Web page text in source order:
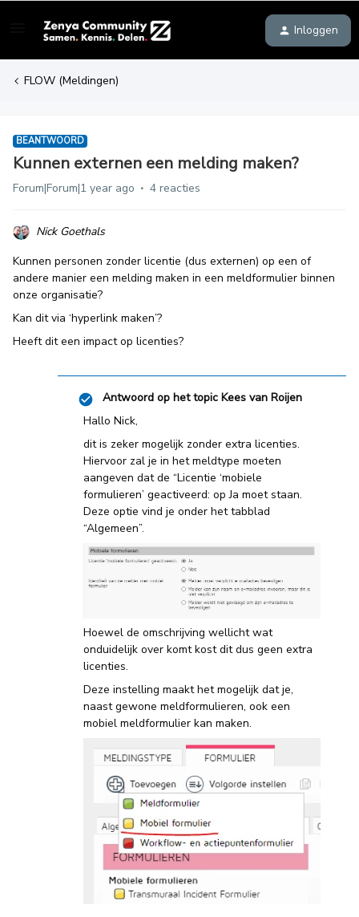
Inloggen
FLOW (Meldingen)
BEANTWOORD
Kunnen externen een melding maken?
Forum|Forum|1 year ago 4 reacties
Nick Goethals
Kunnen personen zonder licentie (dus externen) op een of
andere manier een melding maken in een meldformulier binnen
onze organisatie?
Kan dit via ‘hyperlink maken’?
Heeft dit een impact op licenties?
Antwoord op het topic Kees van Roijen
Hallo Nick,
dit is zeker mogelijk zonder extra licenties.
Hiervoor zal je in het meldtype moeten
aangeven dat de “Licentie ‘mobiele
formulieren’ geactiveerd: op Ja moet staan.
Deze optie vind je onder het tabblad
“Algemeen”.
Hoewel de omschrijving wellicht wat
onduidelijk over komt kost dit dus geen extra
licenties.
Deze instelling maakt het mogelijk dat je,
naast gewone meldformulieren, ook een
mobiel meldformulier kan maken.